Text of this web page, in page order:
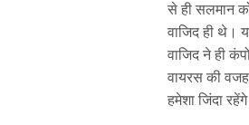
से ही सलमान
वाजिद ही थे।
वाजिद ने ही
वायरस की
हमेशा जिंदा